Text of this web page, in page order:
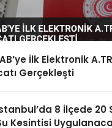
İlk Elektronik
Gerçekleşti
8 İlçede 20
Kesintisi